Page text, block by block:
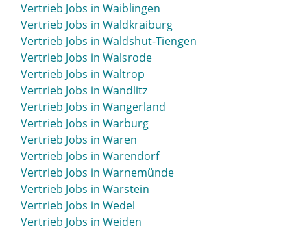
Vertrieb Jobs in Waiblingen
Vertrieb Jobs in Waldkraiburg
Vertrieb Jobs in Waldshut-Tiengen
Vertrieb Jobs in Walsrode
Vertrieb Jobs in Waltrop
Vertrieb Jobs in Wandlitz
Vertrieb Jobs in Wangerland
Vertrieb Jobs in Warburg
Vertrieb Jobs in Waren
Vertrieb Jobs in Warendorf
Vertrieb Jobs in Warnemünde
Vertrieb Jobs in Warstein
Vertrieb Jobs in Wedel
Vertrieb Jobs in Weiden